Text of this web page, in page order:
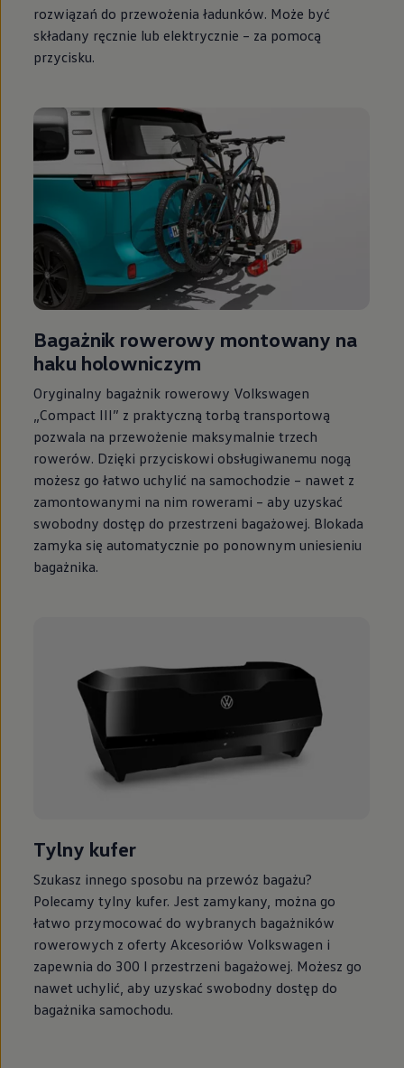
rozwiązań do przewożenia ładunków. Może być
składany ręcznie lub elektrycznie – za pomocą
przycisku.
Bagażnik rowerowy montowany na
haku holowniczym
Oryginalny bagażnik rowerowy Volkswagen
„Compact III” z praktyczną torbą transportową
pozwala na przewożenie maksymalnie trzech
rowerów. Dzięki przyciskowi obsługiwanemu nogą
możesz go łatwo uchylić na samochodzie – nawet z
zamontowanymi na nim rowerami – aby uzyskać
swobodny dostęp do przestrzeni bagażowej. Blokada
zamyka się automatycznie po ponownym uniesieniu
bagażnika.
Tylny kufer
Szukasz innego sposobu na przewóz bagażu?
Polecamy tylny kufer. Jest zamykany, można go
łatwo przymocować do wybranych bagażników
rowerowych z oferty Akcesoriów Volkswagen i
zapewnia do 300 l przestrzeni bagażowej. Możesz go
nawet uchylić, aby uzyskać swobodny dostęp do
bagażnika samochodu.